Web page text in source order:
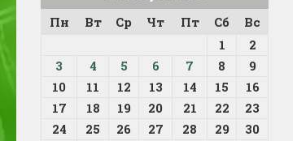
Пн
Вт Ср Чт Пт Сб
Вс
1
2
3
4 5 6 7 8
9
10
11 12 13 14 15
16
17
18 19 20 21 22
23
24
25 26 27 28 29
30